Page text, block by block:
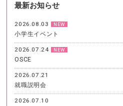
最新お知らせ
2026.08.03 NEW
小学生イベント
2026.07.24 NEW
OSCE
2026.07.21
就職説明会
2026.07.10